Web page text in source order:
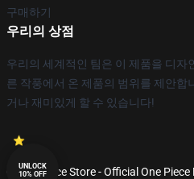
구매하기
우리의 상점
우리의 세계적인 팀은 이 제품을 디
른 작풍에서 온 제품의 범위를 제안합
거나 재미있게 할 수 있습니다!
© One Piece Store - Official One
UNLOCK
10% OFF